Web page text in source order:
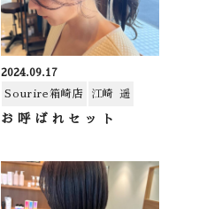
2024.09.17
Sourire箱崎店
江崎 遥
お呼ばれセット